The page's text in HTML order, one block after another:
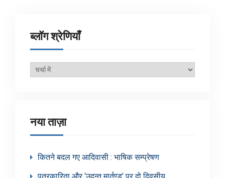
ब्लॉग श्रेणियाँ
ब्लॉग
नया ताज़ा
कितने बदल गए आदिवासी : भाषिक सम्प्रेषण